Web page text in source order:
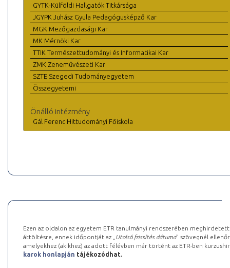
GYTK-Külföldi Hallgatók Titkársága
JGYPK Juhász Gyula Pedagógusképző Kar
MGK Mezőgazdasági Kar
MK Mérnöki Kar
TTIK Természettudományi és Informatikai Kar
ZMK Zeneművészeti Kar
SZTE Szegedi Tudományegyetem
Összegyetemi
Önálló intézmény
Gál Ferenc Hittudományi Főiskola
Ezen az oldalon az egyetem ETR tanulmányi rendszerében
áttöltésre, ennek időpontját az „ Utolsó frissítés dátuma” szövegnél
amelyekhez (akikhez) az adott félévben már történt az ETR-ben
karok honlapján tájékozódhat.